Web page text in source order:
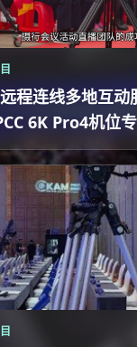
程连线多地互动
6K Pro4机位